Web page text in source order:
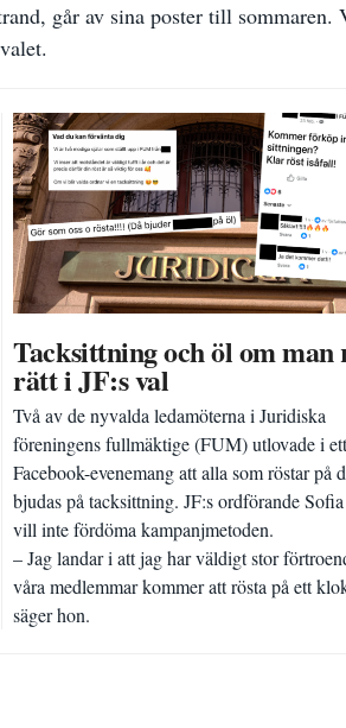
går av sina poster till
Tacksittning och öl om man
rätt i JF:s val
Två av de nyvalda ledamöterna i Juridiska
föreningens fullmäktige (FUM) utlovade i
Facebook-evenemang att alla som röstar på
bjudas på tacksittning. JF:s ordförande
vill inte fördöma kampanjmetoden.
– Jag landar i att jag har väldigt stor
våra medlemmar kommer att rösta på ett
säger hon.